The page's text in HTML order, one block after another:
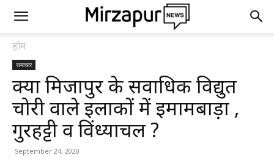
होम
समाचार
क्या मिर्जापुर के सर्वाधिक विद्युत
चोरी वाले इलाकों में इमामबाड़ा ,
गुरहट्टी व विंध्याचल ?
September 24, 2020